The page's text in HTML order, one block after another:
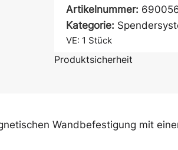
Artikelnummer:
Kategorie:
VE: 1 Stück
Produktsicherheit
Wandbefestigung mit